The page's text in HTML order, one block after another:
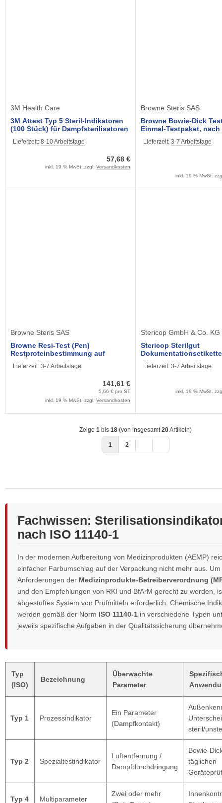
3M Health Care
3M Attest Typ 5 Steril-Indikatoren
(100 Stück) für Dampfsterilisatoren
Lieferzeit: 8-10 Arbeitstage
57,68 €
inkl. 19 % MwSt. zzgl. Versandkosten
Browne Steris SAS
Browne Bowie-Dick
Einmal-Testpaket, nach
Lieferzeit: 3-7 Arbeitstage
inkl. 19 % MwSt.
Browne Steris SAS
Browne Resi-Test (Pen)
Restproteinbestimmung auf
Lieferzeit: 3-7 Arbeitstage
141,61 €
5,66 € pro ST
inkl. 19 % MwSt. zzgl. Versandkosten
Stericop GmbH & Co. KG
Stericop Sterilgut
820001
Lieferzeit: 3-7 Arbeitstage
inkl. 19 % MwSt.
Zeige 1 bis 18 (von insgesamt20Artikeln)
1 2
Fachwissen:
nach ISO 11140-1
In der modernen Aufbereitung von Medizinprodukten (AEMP)
einfacher Farbumschlag auf der Verpackung nicht mehr aus.
Anforderungen der Medizinprodukte-Betreiberverordnung
und den Empfehlungen von RKI und BfArM gerecht zu werden,
abgestuftes System von Prüfmitteln erforderlich. Chemische
werden gemäß der Norm ISO 11140-1 in verschiedene Typen
jeweils spezifische Aufgaben in der Qualitätssicherung
Typ
(ISO)
Bezeichnung
Überwachte
Parameter
Typ 1 Prozessindikator
Ein Parameter
(Dampfkontakt)
steril/
Typ 2 Spezialtestindikator
Luftentfernung /
Dampfdurchdringung
Bowie-
täglichen
Typ 4 Multiparameter
Zwei oder mehr